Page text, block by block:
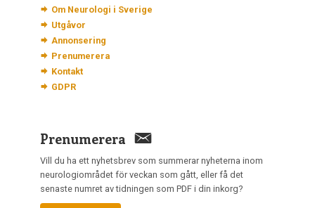
Om Neurologi i Sverige
Utgåvor
Annonsering
Prenumerera
Kontakt
GDPR
Prenumerera
Vill du ha ett nyhetsbrev som summerar nyheterna inom
neurologiområdet för veckan som gått, eller få det
senaste numret av tidningen som PDF i din inkorg?